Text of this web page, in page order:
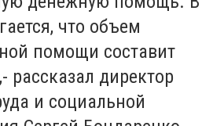
что объем
помощи составит
рассказал директор
и социальной